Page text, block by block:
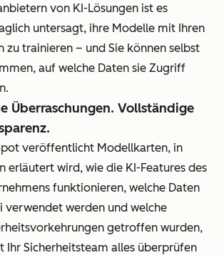
von KI-Lösungen ist es
untersagt, ihre Modelle mit Ihren
zu trainieren – und Sie können selbst
auf welche Daten sie Zugriff
Überraschungen. Vollständige
veröffentlicht Modellkarten, in
erläutert wird, wie die KI-Features des
funktionieren, welche Daten
verwendet werden und welche
getroffen wurden,
Ihr Sicherheitsteam alles überprüfen